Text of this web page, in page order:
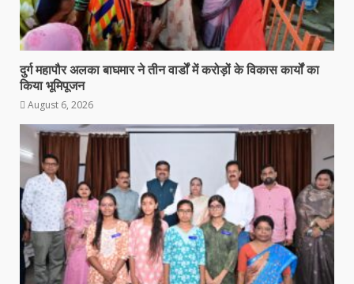
दुर्ग महापौर अलका बाघमार ने तीन वार्डों में करोड़ों के विकास कार्यों का
किया भूमिपूजन
August 6, 2026